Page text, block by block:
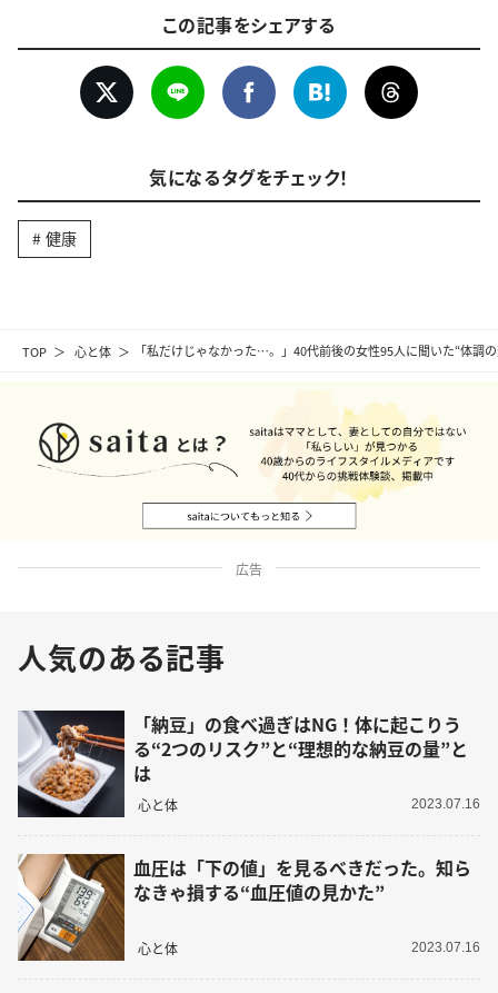
TOP 心と体 「私だけじゃなかった…。」40代前後の女性95人に聞いた“体調
この記事をシェアする
気になるタグをチェック！
健康
広告
人気のある記事
「納豆」の食べ過ぎはNG！体に起こりう
る“2つのリスク”と“理想的な納豆の量”と
は
心と体 2023.07.16
血圧は「下の値」を見るべきだった。知ら
なきゃ損する“血圧値の見かた”
心と体 2023.07.16